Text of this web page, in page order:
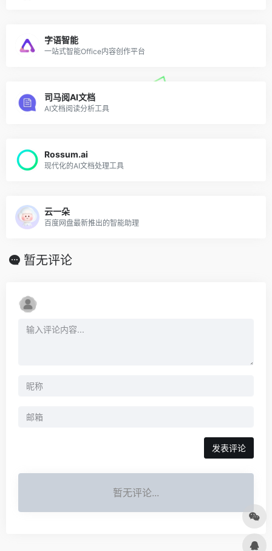
字语智能
一站式智能Office内容创作平台
司马阅AI文档
AI文档阅读分析工具
Rossum.ai
现代化的AI文档处理工具
云一朵
百度网盘最新推出的智能助理
暂无评论
发表评论
暂无评论...